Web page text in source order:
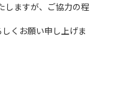
しますが、ご協力の程
くお願い申し上げま